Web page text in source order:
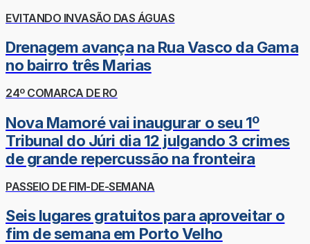
EVITANDO INVASÃO DAS ÁGUAS
Drenagem avança na Rua Vasco da Gama
no bairro três Marias
24º COMARCA DE RO
Nova Mamoré vai inaugurar o seu 1º
Tribunal do Júri dia 12 julgando 3 crimes
de grande repercussão na fronteira
PASSEIO DE FIM-DE-SEMANA
Seis lugares gratuitos para aproveitar o
fim de semana em Porto Velho